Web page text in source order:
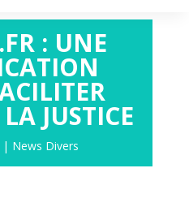
: UNE
LA JUSTICE
| News Divers